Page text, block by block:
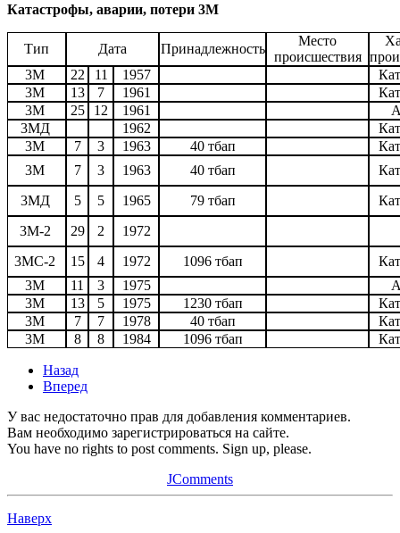
Катастрофы, аварии, потери 3М
Тип Дата Принадлежность
Место
происшествия
3М 22 11 1957
3М 13 7 1961
3М 25 12 1961
3МД 1962
3М 7 3 1963 40 тбап
3М 7 3 1963 40 тбап
3МД 5 5 1965 79 тбап
3М-2 29 2
1972
3МС-2 15 4 1972 1096 тбап
3М 11 3 1975
3М 13 5 1975 1230 тбап
3М 7 7 1978 40 тбап
3М 8 8 1984 1096 тбап
Назад
Вперед
У вас недостаточно прав для добавления комментариев.
Вам необходимо зарегистрироваться на сайте.
You have no rights to post comments. Sign up, please.
JComments
Наверх